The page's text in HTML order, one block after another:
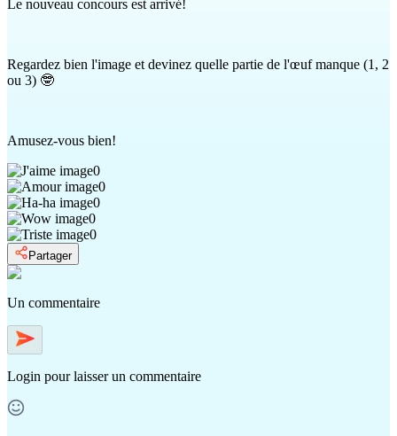
Le nouveau concours est arrivé!
Regardez bien l'image et devinez quelle partie de l'œuf manque (1, 2
ou 3) 🤓
Amusez-vous bien!
0
0
0
0
0
Partager
Un commentaire
Login pour laisser un commentaire